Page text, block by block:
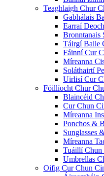
Teaghlaigh Chur
Gabhálais
Earraí
Bronntanais
Táirgí Baile
Fáinní Cur
Míreanna
Soláthairtí
Uirlisí Cur
Fóillíocht Chur
Blaincéid
Cur Chun
Míreanna
Ponchos &
Sunglasses
Míreanna
Tuáillí Chun
Umbrellas
Oifig Cur Chun